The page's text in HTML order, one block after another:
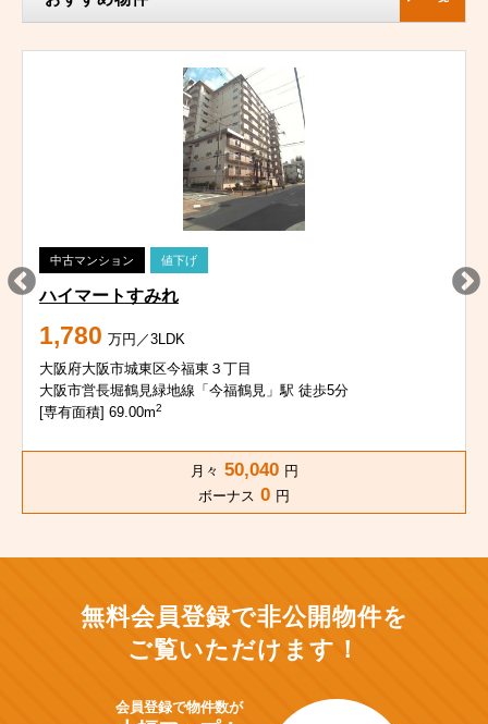
中古マンション 値下げ
ハイマートすみれ
1,780 万円／3LDK
大阪府大阪市城東区今福東３丁目
大阪市営長堀鶴見緑地線「今福鶴見」駅 徒歩5分
[専有面積] 69.00m2
月々 50,040 円
ボーナス 0 円
無料会員登録で非公開物件を
ご覧いただけます！
会員登録で物件数が